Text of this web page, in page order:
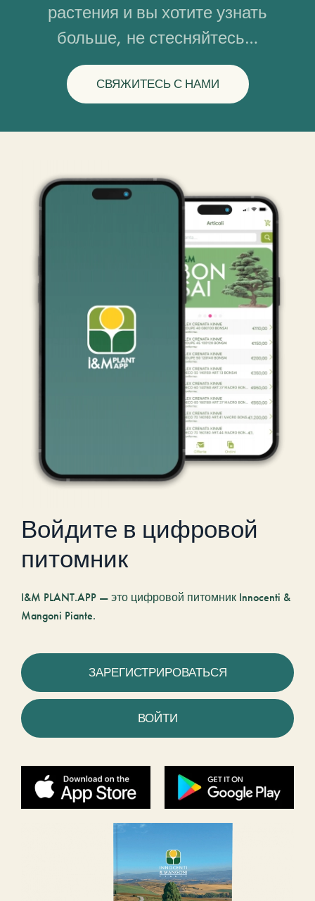
растения и вы хотите узнать
больше, не стесняйтесь…
СВЯЖИТЕСЬ С НАМИ
Войдите в цифровой
питомник
I&M PLANT.APP — это цифровой питомник Innocenti &
Mangoni Piante.
ЗАРЕГИСТРИРОВАТЬСЯ
ВОЙТИ